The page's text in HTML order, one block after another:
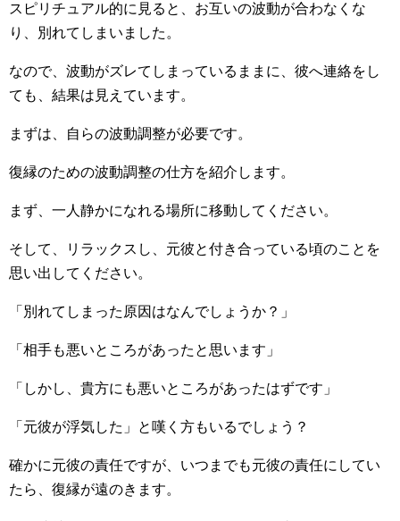
スピリチュアル的に見ると、お互いの波動が合わなくな
り、別れてしまいました。
なので、波動がズレてしまっているままに、彼へ連絡をし
ても、結果は見えています。
まずは、自らの波動調整が必要です。
復縁のための波動調整の仕方を紹介します。
まず、一人静かになれる場所に移動してください。
そして、リラックスし、元彼と付き合っている頃のことを
思い出してください。
「別れてしまった原因はなんでしょうか？」
「相手も悪いところがあったと思います」
「しかし、貴方にも悪いところがあったはずです」
「元彼が浮気した」と嘆く方もいるでしょう？
確かに元彼の責任ですが、いつまでも元彼の責任にしてい
たら、復縁が遠のきます。